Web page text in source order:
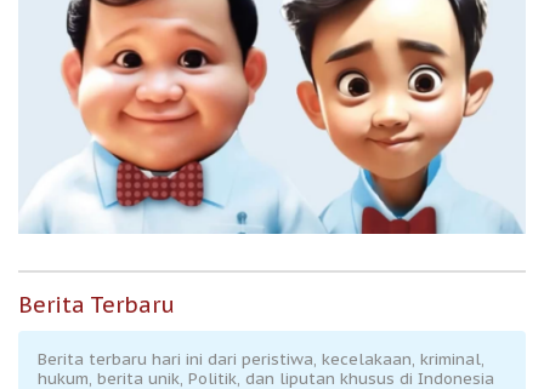
Berita Terbaru
Berita terbaru hari ini dari peristiwa, kecelakaan, kriminal,
hukum, berita unik, Politik, dan liputan khusus di Indonesia